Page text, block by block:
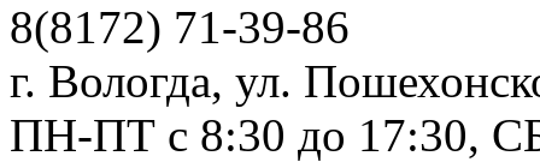
8(8172) 71-39-86
г. Вологда, ул.
ПН-ПТ c 8:30 до 17:30,